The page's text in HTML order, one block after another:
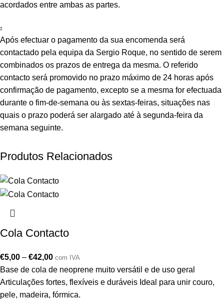
acordados entre ambas as partes.
Após efectuar o pagamento da sua encomenda será
contactado pela equipa da Sergio Roque, no sentido de serem
combinados os prazos de entrega da mesma. O referido
contacto será promovido no prazo máximo de 24 horas após
confirmação de pagamento, excepto se a mesma for efectuada
durante o fim-de-semana ou às sextas-feiras, situações nas
quais o prazo poderá ser alargado até à segunda-feira da
semana seguinte.
Produtos Relacionados
Cola Contacto
€5,00 – €42,00 com IVA
Base de cola de neoprene muito versátil e de uso geral
Articulações fortes, flexíveis e duráveis Ideal para unir couro,
pele, madeira, fórmica.